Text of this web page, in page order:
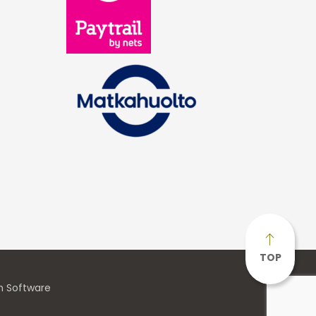
TOP
Software